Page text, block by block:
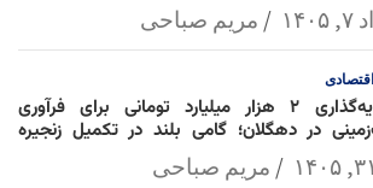
مریم صباحی
اقتصادی
سرمایه‌گذاری ۲ هزار میلیارد تومانی برای فرآوری
در دهگلان؛ گامی بلند در تکمیل زنجیره
کشاورزی
مریم صباحی